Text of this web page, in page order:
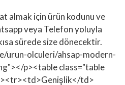
almak için ürün kodunu ve
veya Telefon yoluyla
sürede size dönecektir.
urun-olculeri/ahsap-modern-
p><table class="table
td>